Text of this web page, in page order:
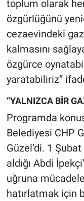
toplum olarak
özgürlüğünü
cezaevindeki
kalmasını
özgürce
yaratabiliriz”
“YALNIZCA BİR
Programda
Belediyesi CHP
Güzel’di. 1
aldığı Abdi
uğruna
hatırlatmak için